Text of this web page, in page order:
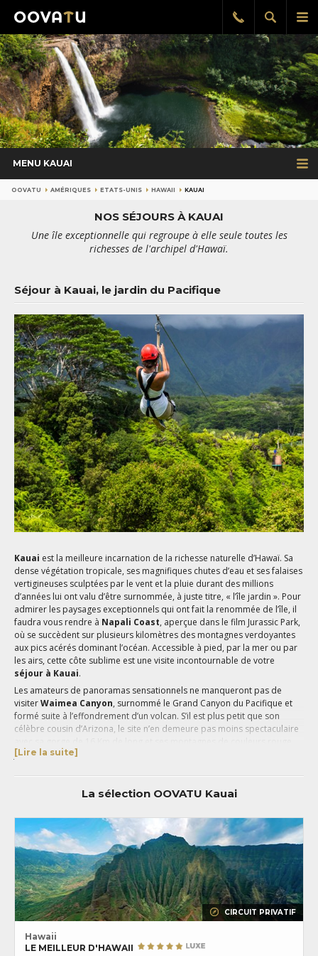
le
Afficher
la
Rappel
gratuit
MENU KAUAI
OOVATU AMÉRIQUES ETATS-UNIS HAWAII KAUAI
NOS SÉJOURS À KAUAI
Une île exceptionnelle qui regroupe à elle seule toutes les
richesses de l'archipel d'Hawaï.
Séjour à Kauai, le jardin du Pacifique
Kauai est la meilleure incarnation de la richesse naturelle d’Hawaï. Sa
dense végétation tropicale, ses magnifiques chutes d’eau et ses falaises
vertigineuses sculptées par le vent et la pluie durant des millions
d’années lui ont valu d’être surnommée, à juste titre, « l’île jardin ». Pour
admirer les paysages exceptionnels qui ont fait la renommée de l’île, il
faudra vous rendre à Napali Coast, aperçue dans le film Jurassic Park,
où se succèdent sur plusieurs kilomètres des montagnes verdoyantes
aux pics acérés dominant l’océan. Accessible à pied, par la mer ou par
les airs, cette côte sublime est une visite incontournable de votre
séjour à Kauai.
Les amateurs de panoramas sensationnels ne manqueront pas de
visiterWaimea Canyon, surnommé le Grand Canyon du Pacifique et
formé suite à l’effondrement d’un volcan. S’il est plus petit que son
célèbre cousin d’Arizona, le site n’en demeure pas moins spectaculaire
jaune et ocre offrant un contraste saisissant avec la verdure dominant
l’archipel séduit également par ses plages paradisiaques qui raviront
recherche de la vague parfaite.
[Lire la suite]
La sélection OOVATU Kauai
CIRCUIT PRIVATIF
Hawaii
LE MEILLEUR D'HAWAII